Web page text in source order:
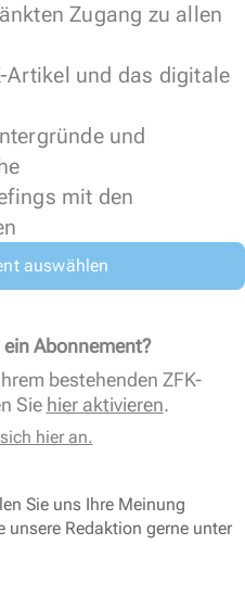
Zugang zu allen
und das digitale
und
mit den
auswählen
Abonnement?
bestehenden ZFK-
Sie hier aktivieren.
hier an.
Sie uns Ihre Meinung
Redaktion gerne unter